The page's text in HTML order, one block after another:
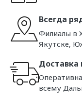
Всегда
Филиалы в
Якутске,
Доставка
всему